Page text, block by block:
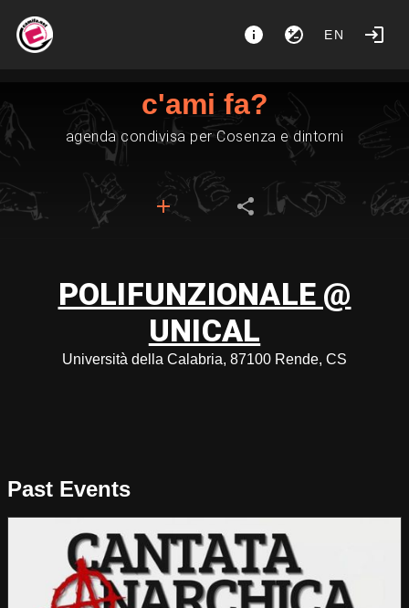
EN
c'ami fa?
agenda condivisa per Cosenza e dintorni
POLIFUNZIONALE @
UNICAL
Università della Calabria, 87100 Rende, CS
Past Events